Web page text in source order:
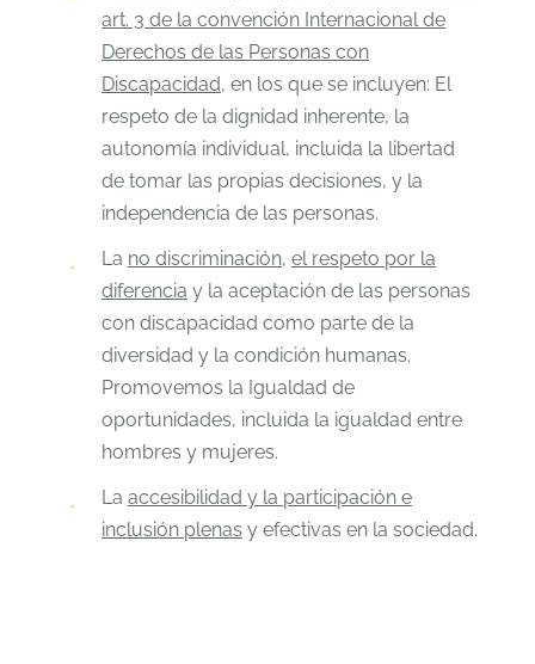
art. 3 de la convención Internacional de
Derechos de las Personas con
Discapacidad, en los que se incluyen: El
respeto de la dignidad inherente, la
autonomía individual, incluida la libertad
de tomar las propias decisiones, y la
independencia de las personas.
La no discriminación, el respeto por la
diferencia y la aceptación de las personas
con discapacidad como parte de la
diversidad y la condición humanas.
Promovemos la Igualdad de
oportunidades, incluida la igualdad entre
hombres y mujeres.
La accesibilidad y la participación e
inclusión plenas y efectivas en la sociedad.